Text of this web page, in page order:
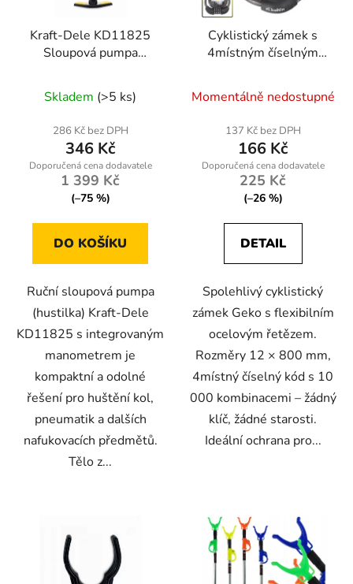
Kraft-Dele KD11825
Sloupová pumpa
Skladem (>5 ks)
286 Kč bez DPH
346 Kč
1 399 Kč
(–75 %)
DO KOŠÍKU
Ruční sloupová pumpa
(hustilka) Kraft-Dele
KD11825 s integrovaným
manometrem je
kompaktní a odolné
řešení pro huštění kol,
pneumatik a dalších
nafukovacích předmětů.
Tělo z...
Cyklistický zámek s
4místným číselným
Geko
Momentálně nedostupné
137 Kč bez DPH
166 Kč
225 Kč
(–26 %)
DETAIL
Spolehlivý cyklistický
zámek Geko s flexibilním
ocelovým řetězem.
Rozměry 12 × 800 mm,
4místný číselný kód s 10
000 kombinacemi – žádný
klíč, žádné starosti.
Ideální ochrana pro...